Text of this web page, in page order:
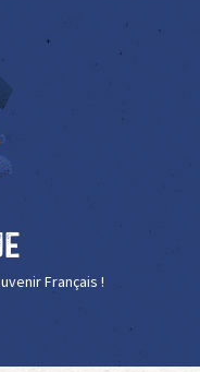
Français !